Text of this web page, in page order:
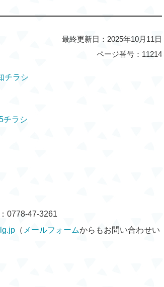
最終更新日：2025年10月11日
ページ番号：11214
チラシ
チラシ
0778-47-3261
（ メールフォームからもお問い合わせい